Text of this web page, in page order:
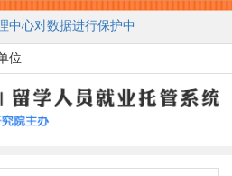
中心对数据进行保护中
位